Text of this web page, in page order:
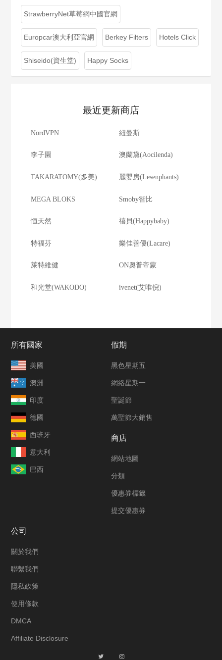
StrawberryNet草莓網中國官網
Europcar澳大利亞官網 Berkey Filters Hotels Click
Shiseido(資生堂) Happy Socks
最近更新商店
NordVPN 紐曼斯
李子園 澳蘭黛(Aocilenda)
TAKARATOMY(多美) 麗嬰房(Lesenphants)
MEGA BLOKS Smoby智比
恒天然 禧貝(Happybaby)
特福芬 樂佳善優(Lacare)
萊特維健 ON奧普帝蒙
和光堂(WAKODO) ivenet(艾唯倪)
所有國家
美國
澳洲
印度
德國
西班牙
意大利
巴西
假期
黑色星期五
網絡星期一
聖誕節
萬聖節大銷售
商店
網站地圖
分類
優惠券標籤
提交優惠券
公司
關於我們
聯繫我們
隱私政策
使用條款
DMCA
Affiliate Disclosure